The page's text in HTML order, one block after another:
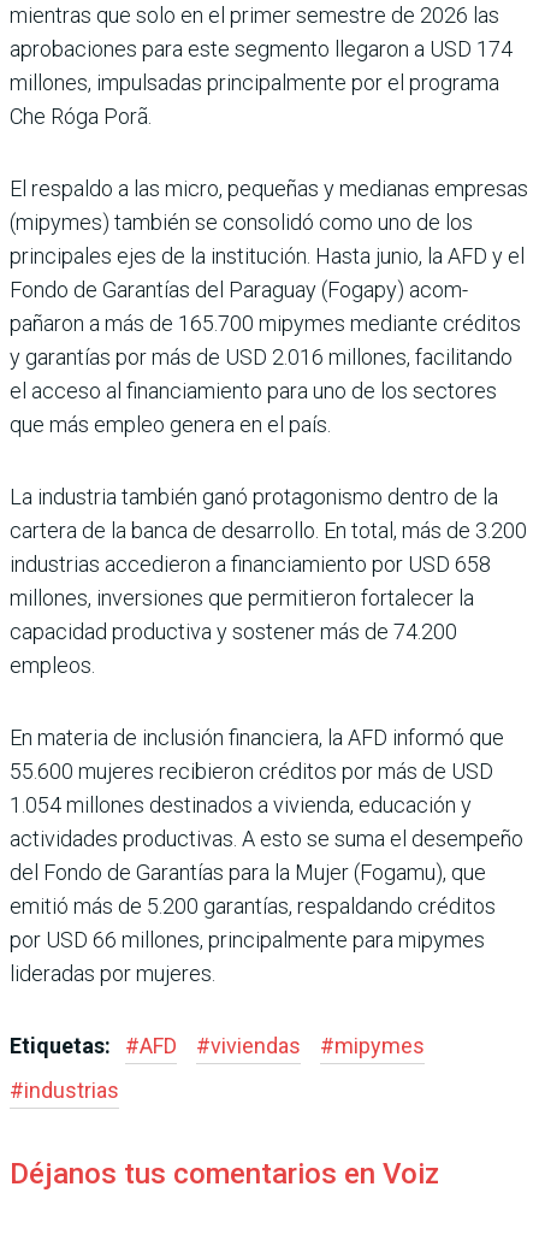
mientras que solo en el primer semes­tre de 2026 las
aprobaciones para este segmento llegaron a USD 174
millones, impulsa­das principalmente por el pro­grama
Che Róga Porã.
El respaldo a las micro, pequeñas y medianas empresas
(mipymes) tam­bién se consolidó como uno de los
principales ejes de la institución. Hasta junio, la AFD y el
Fondo de Garantías del Paraguay (Fogapy) acom­
pañaron a más de 165.700 mipymes mediante créditos
y garantías por más de USD 2.016 millones, facilitando
el acceso al financiamiento para uno de los sectores
que más empleo genera en el país.
La industria también ganó pro­tagonismo dentro de la
cartera de la banca de desarrollo. En total, más de 3.200
industrias accedieron a financiamiento por USD 658
millones, inversio­nes que permitieron fortalecer la
capacidad productiva y sos­tener más de 74.200
empleos.
En materia de inclusión financiera, la AFD informó que
55.600 mujeres recibie­ron créditos por más de USD
1.054 millones destinados a vivienda, educación y
activi­dades productivas. A esto se suma el desempeño
del Fondo de Garantías para la Mujer (Fogamu), que
emitió más de 5.200 garantías, respaldando créditos
por USD 66 millones, principalmente para mipy­mes
lideradas por mujeres.
Etiquetas: #AFD #viviendas #mipymes
#industrias
Déjanos tus comentarios en Voiz